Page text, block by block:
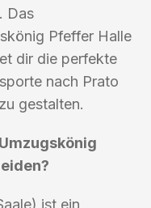
Das
Pfeffer Halle
dir die perfekte
nach Prato
gestalten.
ist ein